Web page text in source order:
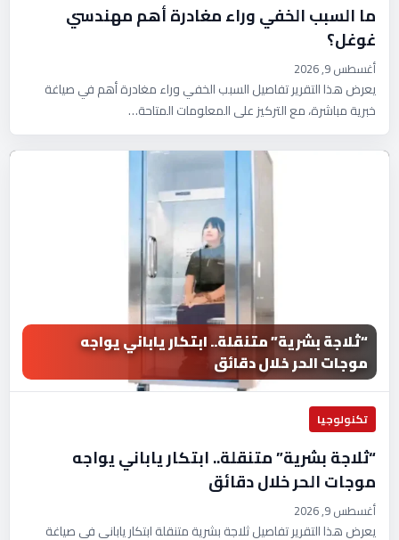
ما السبب الخفي وراء مغادرة أهم مهندسي
غوغل؟
أغسطس 9, 2026
يعرض هذا التقرير تفاصيل السبب الخفي وراء مغادرة أهم في صياغة
خبرية مباشرة، مع التركيز على المعلومات المتاحة…
“ثلاجة بشرية” متنقلة.. ابتكار ياباني يواجه
موجات الحر خلال دقائق
تكنولوجيا
“ثلاجة بشرية” متنقلة.. ابتكار ياباني يواجه
موجات الحر خلال دقائق
أغسطس 9, 2026
يعرض هذا التقرير تفاصيل ثلاجة بشرية متنقلة ابتكار ياباني في صياغة